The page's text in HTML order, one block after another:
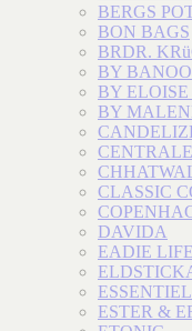
BERGS
BON BAGS
BRDR.
BY BANOO
BY
BY
CLASSIC
DAVIDA
EADIE
ESTER &